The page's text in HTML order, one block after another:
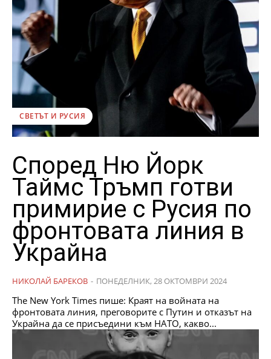
СВЕТЪТ И РУСИЯ
Според Ню Йорк
Таймс Тръмп готви
примирие с Русия по
фронтовата линия в
Украйна
НИКОЛАЙ БАРЕКОВ - ПОНЕДЕЛНИК, 28 ОКТОМВРИ 2024
The New York Times пише: Краят на войната на
фронтовата линия, преговорите с Путин и отказът на
Украйна да се присъедини към НАТО, какво...